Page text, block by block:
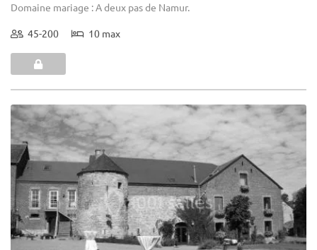
Domaine mariage : A deux pas de Namur.
45-200 10 max